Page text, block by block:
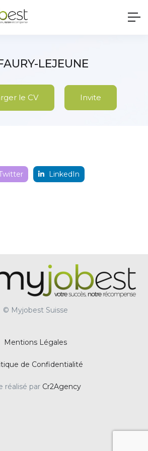
LEJEUNE
le CV Invite
LinkedIn
© Myjobest Suisse
Mentions Légales
de Confidentialité
réalisé par Cr2Agency